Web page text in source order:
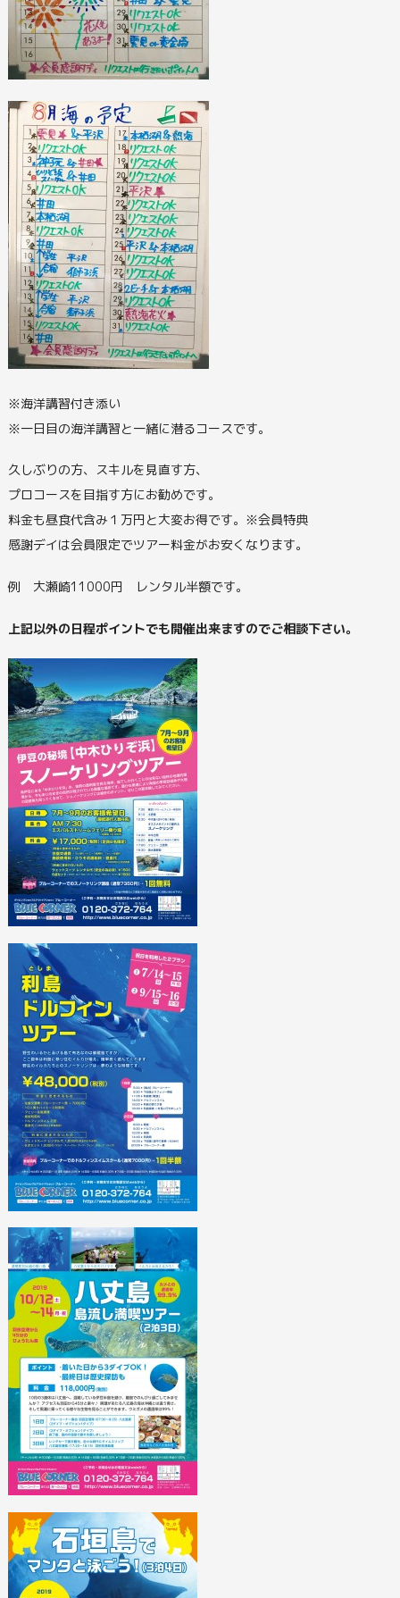
※海洋講習付き添い
※一日目の海洋講習と一緒に潜るコースです。
久しぶりの方、スキルを見直す方、
プロコースを目指す方にお勧めです。
料金も昼食代含み１万円と大変お得です。※会員特典
感謝デイは会員限定でツアー料金がお安くなります。
例 大瀬崎11000円 レンタル半額です。
上記以外の日程ポイントでも開催出来ますのでご相談下さい。